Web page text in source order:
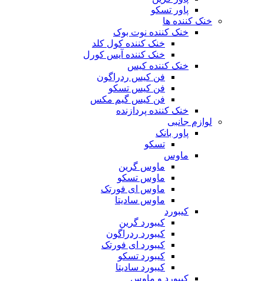
پاور تسکو
خنک کننده ها
خنک کننده نوت بوک
خنک کننده کول کلد
خنک کننده آیس کورل
خنک کننده کیس
فن کیس ردراگون
فن کیس تسکو
فن کیس گیم مکس
خنک کننده پردازنده
لوازم جانبی
پاور بانک
تسکو
ماوس
ماوس گرین
ماوس تسکو
ماوس ای فورتک
ماوس سادیتا
کیبورد
کیبورد گرین
کیبورد ردراگون
کیبورد ای فورتک
کیبورد تسکو
کیبورد سادیتا
کیبورد و ماوس